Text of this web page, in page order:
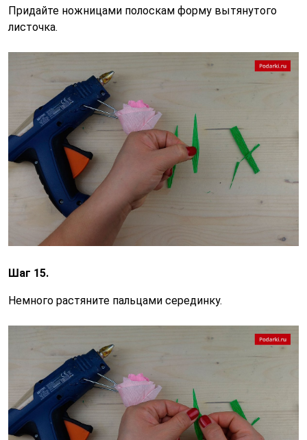
Придайте ножницами полоскам форму вытянутого
листочка.
Шаг 15.
Немного растяните пальцами серединку.